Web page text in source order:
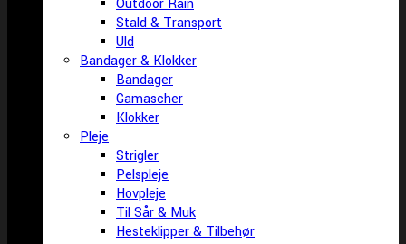
Outdoor Rain
Stald & Transport
Uld
Bandager & Klokker
Bandager
Gamascher
Klokker
Pleje
Strigler
Pelspleje
Hovpleje
Til Sår & Muk
Hesteklipper & Tilbehør